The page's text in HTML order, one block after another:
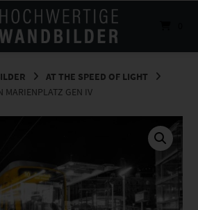
AT THE SPEED OF LIGHT
GEN IV